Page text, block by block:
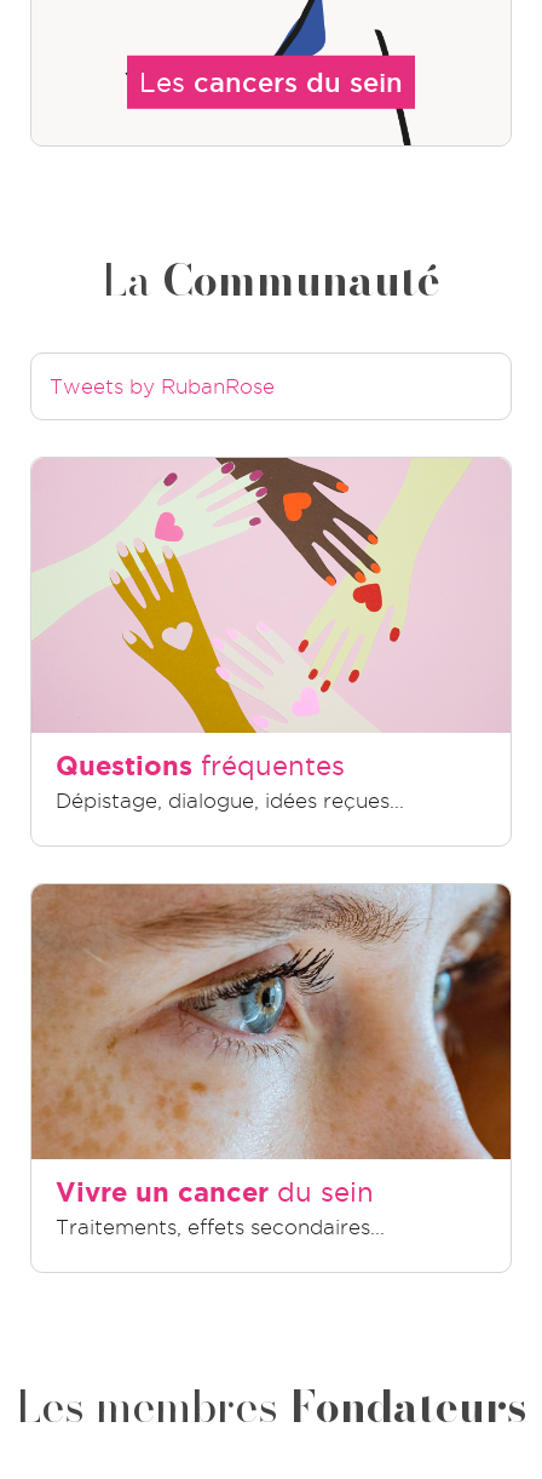
Les cancers du sein
La Communauté
Tweets by RubanRose
Questions fréquentes
Dépistage, dialogue, idées reçues...
Vivre un cancer du sein
Traitements, effets secondaires...
Les membres Fondateurs